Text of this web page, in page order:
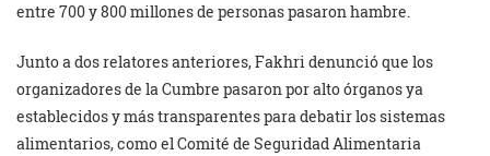
entre 700 y 800 millones de personas pasaron hambre.
Junto a dos relatores anteriores, Fakhri denunció que los
organizadores de la Cumbre pasaron por alto órganos ya
establecidos y más transparentes para debatir los sistemas
alimentarios, como el Comité de Seguridad Alimentaria